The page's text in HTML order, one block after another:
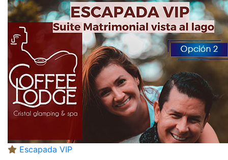
Escapada VIP